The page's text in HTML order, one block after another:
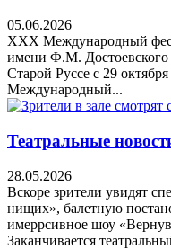
05.06.2026
XXX Международный
имени Ф.М. Достоевского
Старой Руссе с 29
Международный...
Театральные
28.05.2026
Вскоре зрители увидят
нищих», балетную
имеррсивное шоу
Заканчивается